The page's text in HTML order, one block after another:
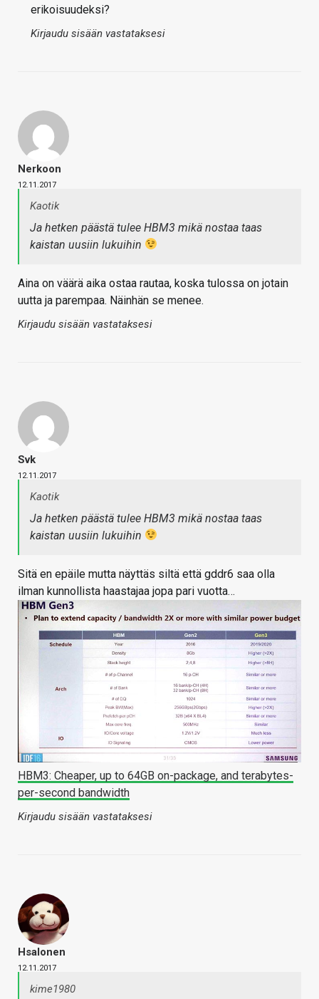
erikoisuudeksi?
Kirjaudu sisään vastataksesi
Nerkoon
12.11.2017
Kaotik
Ja hetken päästä tulee HBM3 mikä nostaa taas
kaistan uusiin lukuihin
Aina on väärä aika ostaa rautaa, koska tulossa on jotain
uutta ja parempaa. Näinhän se menee.
Kirjaudu sisään vastataksesi
Svk
12.11.2017
Kaotik
Ja hetken päästä tulee HBM3 mikä nostaa taas
kaistan uusiin lukuihin
Sitä en epäile mutta näyttäs siltä että gddr6 saa olla
ilman kunnollista haastajaa jopa pari vuotta…
HBM3: Cheaper, up to 64GB on-package, and terabytes-
per-second bandwidth
Kirjaudu sisään vastataksesi
Hsalonen
12.11.2017
kime1980